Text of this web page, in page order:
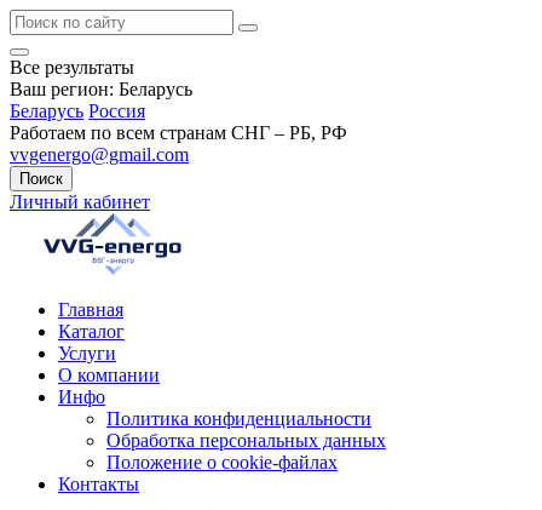
Все результаты
Ваш регион: Беларусь
Беларусь Россия
Работаем по всем странам СНГ – РБ, РФ
vvgenergo@gmail.com
Поиск
Личный кабинет
Главная
Каталог
Услуги
О компании
Инфо
Политика конфиденциальности
Обработка персональных данных
Положение о cookie-файлах
Контакты